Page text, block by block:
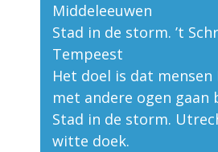
Middeleeuwen
Stad in de storm. ’t
Tempeest
Het doel is dat mensen
met andere ogen gaan
Stad in de storm.
witte doek.